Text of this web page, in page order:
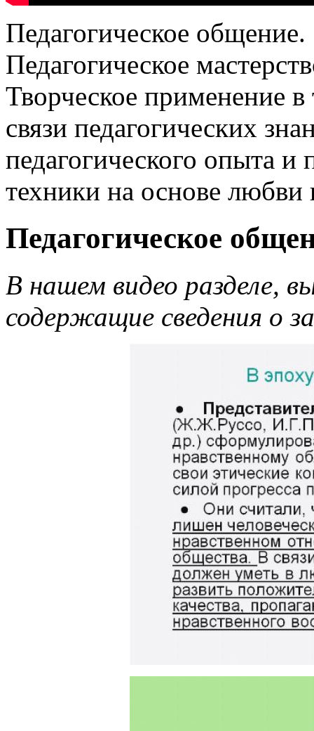
Педагогическое общение.
Педагогическое
Творческое применение в
связи педагогических
педагогического опыта и
техники на основе любви
Педагогическое
В нашем видео разделе,
содержащие сведения о